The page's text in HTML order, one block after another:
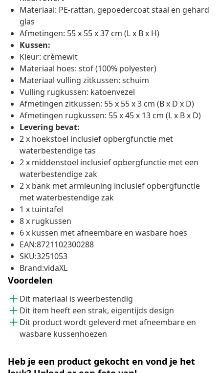
Materiaal: PE-rattan, gepoedercoat staal en gehard
glas
Afmetingen: 55 x 55 x 37 cm (L x B x H)
Kussen:
Kleur: crèmewit
Materiaal hoes: stof (100% polyester)
Materiaal vulling zitkussen: schuim
Vulling rugkussen: katoenvezel
Afmetingen zitkussen: 55 x 55 x 3 cm (B x D x D)
Afmetingen rugkussen: 55 x 45 x 13 cm (L x B x D)
Levering bevat:
2 x hoekstoel inclusief opbergfunctie met
waterbestendige tas
2 x middenstoel inclusief opbergfunctie met een
waterbestendige zak
2 x bank met armleuning inclusief opbergfunctie
met waterbestendige zak
1 x tuintafel
8 x rugkussen
6 x kussen met afneembare en wasbare hoes
EAN:8721102300288
SKU:3251053
Brand:vidaXL
Voordelen
Dit materiaal is weerbestendig
Dit item heeft een strak, eigentijds design
Dit product wordt geleverd met afneembare en
wasbare kussenhoezen
Heb je een product gekocht en vond je het